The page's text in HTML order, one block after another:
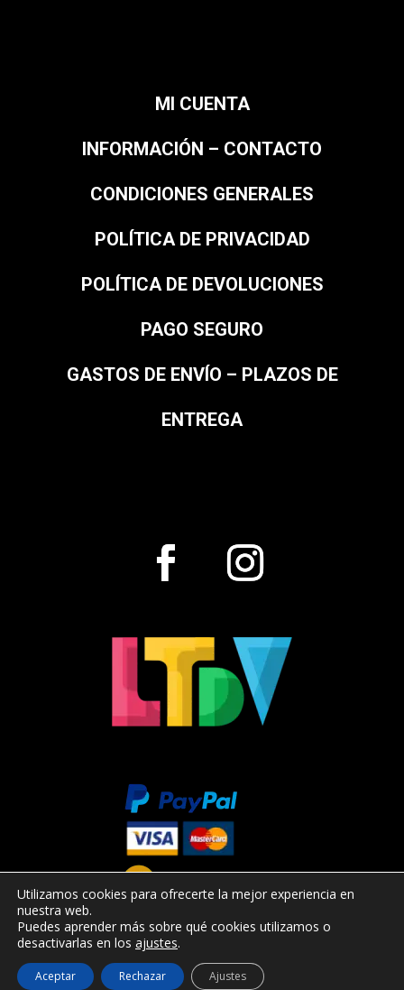
MI CUENTA
INFORMACIÓN – CONTACTO
CONDICIONES GENERALES
POLÍTICA DE PRIVACIDAD
POLÍTICA DE DEVOLUCIONES
PAGO SEGURO
GASTOS DE ENVÍO – PLAZOS DE
ENTREGA
Utilizamos cookies para ofrecerte la mejor experiencia en
nuestra web.
Puedes aprender más sobre qué cookies utilizamos o
desactivarlas en los ajustes.
Aceptar Rechazar Ajustes